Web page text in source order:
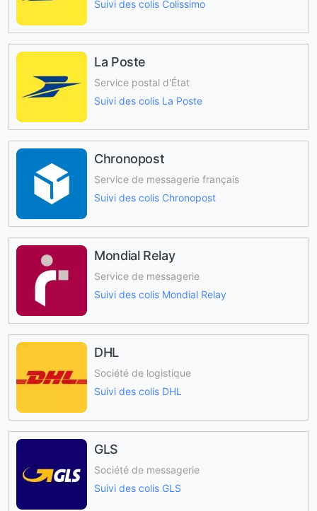
Suivi des colis Colissimo
La Poste
Service postal d'État
Suivi des colis La Poste
Chronopost
Service de messagerie français
Suivi des colis Chronopost
Mondial Relay
Service de messagerie
Suivi des colis Mondial Relay
DHL
Société de logistique
Suivi des colis DHL
GLS
Société de messagerie
Suivi des colis GLS